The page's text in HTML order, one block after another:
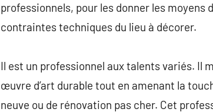
professionnels, pour les donner les
contraintes techniques du lieu à décorer.
Il est un professionnel aux talents variés. Il
œuvre d’art durable tout en amenant la
neuve ou de rénovation pas cher. Cet